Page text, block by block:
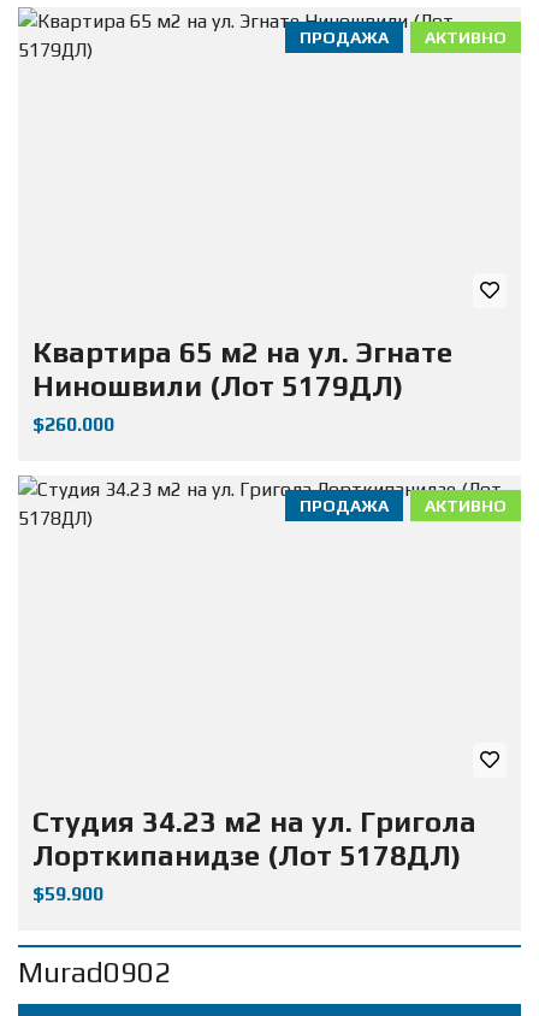
АКТИВНО
ПРОДАЖА
Квартира 65 м2 на ул. Эгнате
Ниношвили (Лот 5179ДЛ)
$260.000
АКТИВНО
ПРОДАЖА
Студия 34.23 м2 на ул. Григола
Лорткипанидзе (Лот 5178ДЛ)
$59.900
Murad0902